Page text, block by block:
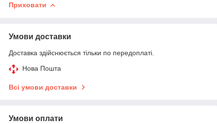
Приховати
Умови доставки
Доставка здійснюється тільки по передоплаті.
Нова Пошта
Всі умови доставки
Умови оплати